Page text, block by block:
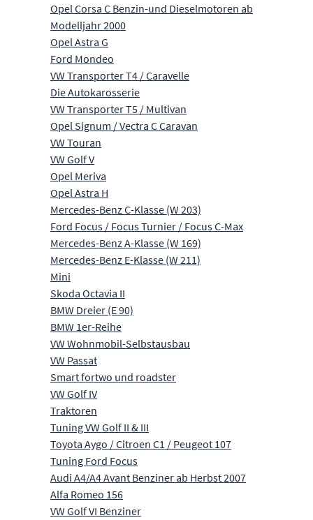
Opel Corsa C Benzin-und Dieselmotoren ab
Modelljahr 2000
Opel Astra G
Ford Mondeo
VW Transporter T4 / Caravelle
Die Autokarosserie
VW Transporter T5 / Multivan
Opel Signum / Vectra C Caravan
VW Touran
VW Golf V
Opel Meriva
Opel Astra H
Mercedes-Benz C-Klasse (W 203)
Ford Focus / Focus Turnier / Focus C-Max
Mercedes-Benz A-Klasse (W 169)
Mercedes-Benz E-Klasse (W 211)
Mini
Skoda Octavia II
BMW Dreier (E 90)
BMW 1er-Reihe
VW Wohnmobil-Selbstausbau
VW Passat
Smart fortwo und roadster
VW Golf IV
Traktoren
Tuning VW Golf II & III
Toyota Aygo / Citroen C1 / Peugeot 107
Tuning Ford Focus
Audi A4/A4 Avant Benziner ab Herbst 2007
Alfa Romeo 156
VW Golf VI Benziner